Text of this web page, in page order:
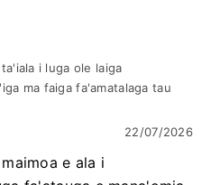
i luga ole laiga
ma faiga fa'amatalaga tau
22/07/2026
e ala i